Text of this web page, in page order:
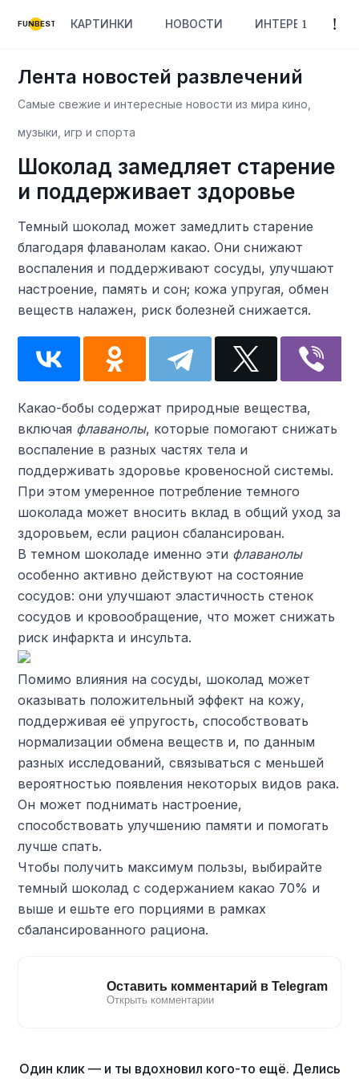
FUNBEST КАРТИНКИ НОВОСТИ ИНТЕРЕСНОЕ
Лента новостей развлечений
Самые свежие и интересные новости из мира кино,
музыки, игр и спорта
Шоколад замедляет старение
и поддерживает здоровье
Темный шоколад может замедлить старение
благодаря флаванолам какао. Они снижают
воспаления и поддерживают сосуды, улучшают
настроение, память и сон; кожа упругая, обмен
веществ налажен, риск болезней снижается.
Какао-бобы содержат природные вещества,
включая флаванолы, которые помогают снижать
воспаление в разных частях тела и
поддерживать здоровье кровеносной системы.
При этом умеренное потребление темного
шоколада может вносить вклад в общий уход за
здоровьем, если рацион сбалансирован.
В темном шоколаде именно эти флаванолы
особенно активно действуют на состояние
сосудов: они улучшают эластичность стенок
сосудов и кровообращение, что может снижать
риск инфаркта и инсульта.
Помимо влияния на сосуды, шоколад может
оказывать положительный эффект на кожу,
поддерживая её упругость, способствовать
нормализации обмена веществ и, по данным
разных исследований, связываться с меньшей
вероятностью появления некоторых видов рака.
Он может поднимать настроение,
способствовать улучшению памяти и помогать
лучше спать.
Чтобы получить максимум пользы, выбирайте
темный шоколад с содержанием какао 70% и
выше и ешьте его порциями в рамках
сбалансированного рациона.